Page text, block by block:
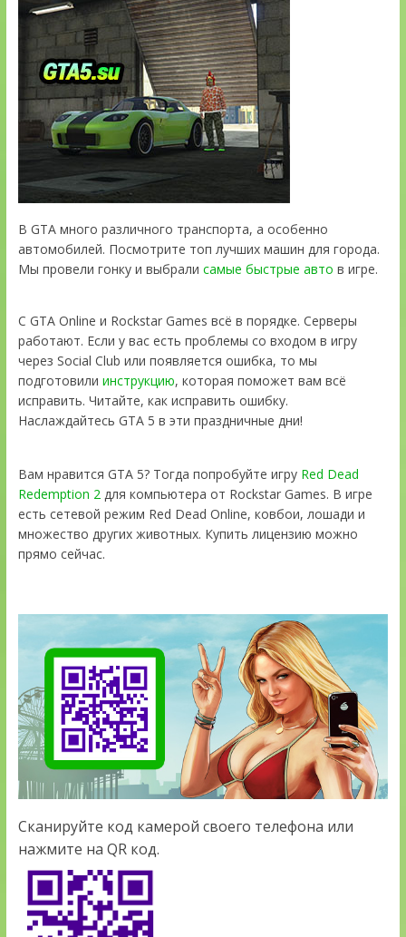
В GTA много различного транспорта, а особенно
автомобилей. Посмотрите топ лучших машин для города.
Мы провели гонку и выбрали самые быстрые авто в игре.
С GTA Online и Rockstar Games всё в порядке. Серверы
работают. Если у вас есть проблемы со входом в игру
через Social Club или появляется ошибка, то мы
подготовили инструкцию, которая поможет вам всё
исправить. Читайте, как исправить ошибку.
Наслаждайтесь GTA 5 в эти праздничные дни!
Вам нравится GTA 5? Тогда попробуйте игру Red Dead
Redemption 2для компьютера от Rockstar Games. В игре
есть сетевой режим Red Dead Online, ковбои, лошади и
множество других животных. Купить лицензию можно
прямо сейчас.
Сканируйте код камерой своего телефона или
нажмите на QR код.